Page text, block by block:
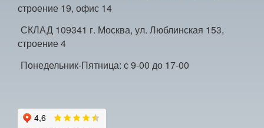
строение 19, офис 14
СКЛАД 109341 г. Москва, ул. Люблинская 153,
строение 4
Понедельник-Пятница: с 9-00 до 17-00